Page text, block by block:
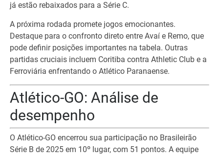
já estão rebaixados para a Série C.
A próxima rodada promete jogos emocionantes.
Destaque para o confronto direto entre Avaí e Remo, que
pode definir posições importantes na tabela. Outras
partidas cruciais incluem Coritiba contra Athletic Club e a
Ferroviária enfrentando o Atlético Paranaense.
Atlético-GO: Análise de
desempenho
O Atlético-GO encerrou sua participação no Brasileirão
Série B de 2025 em 10º lugar, com 51 pontos. A equipe